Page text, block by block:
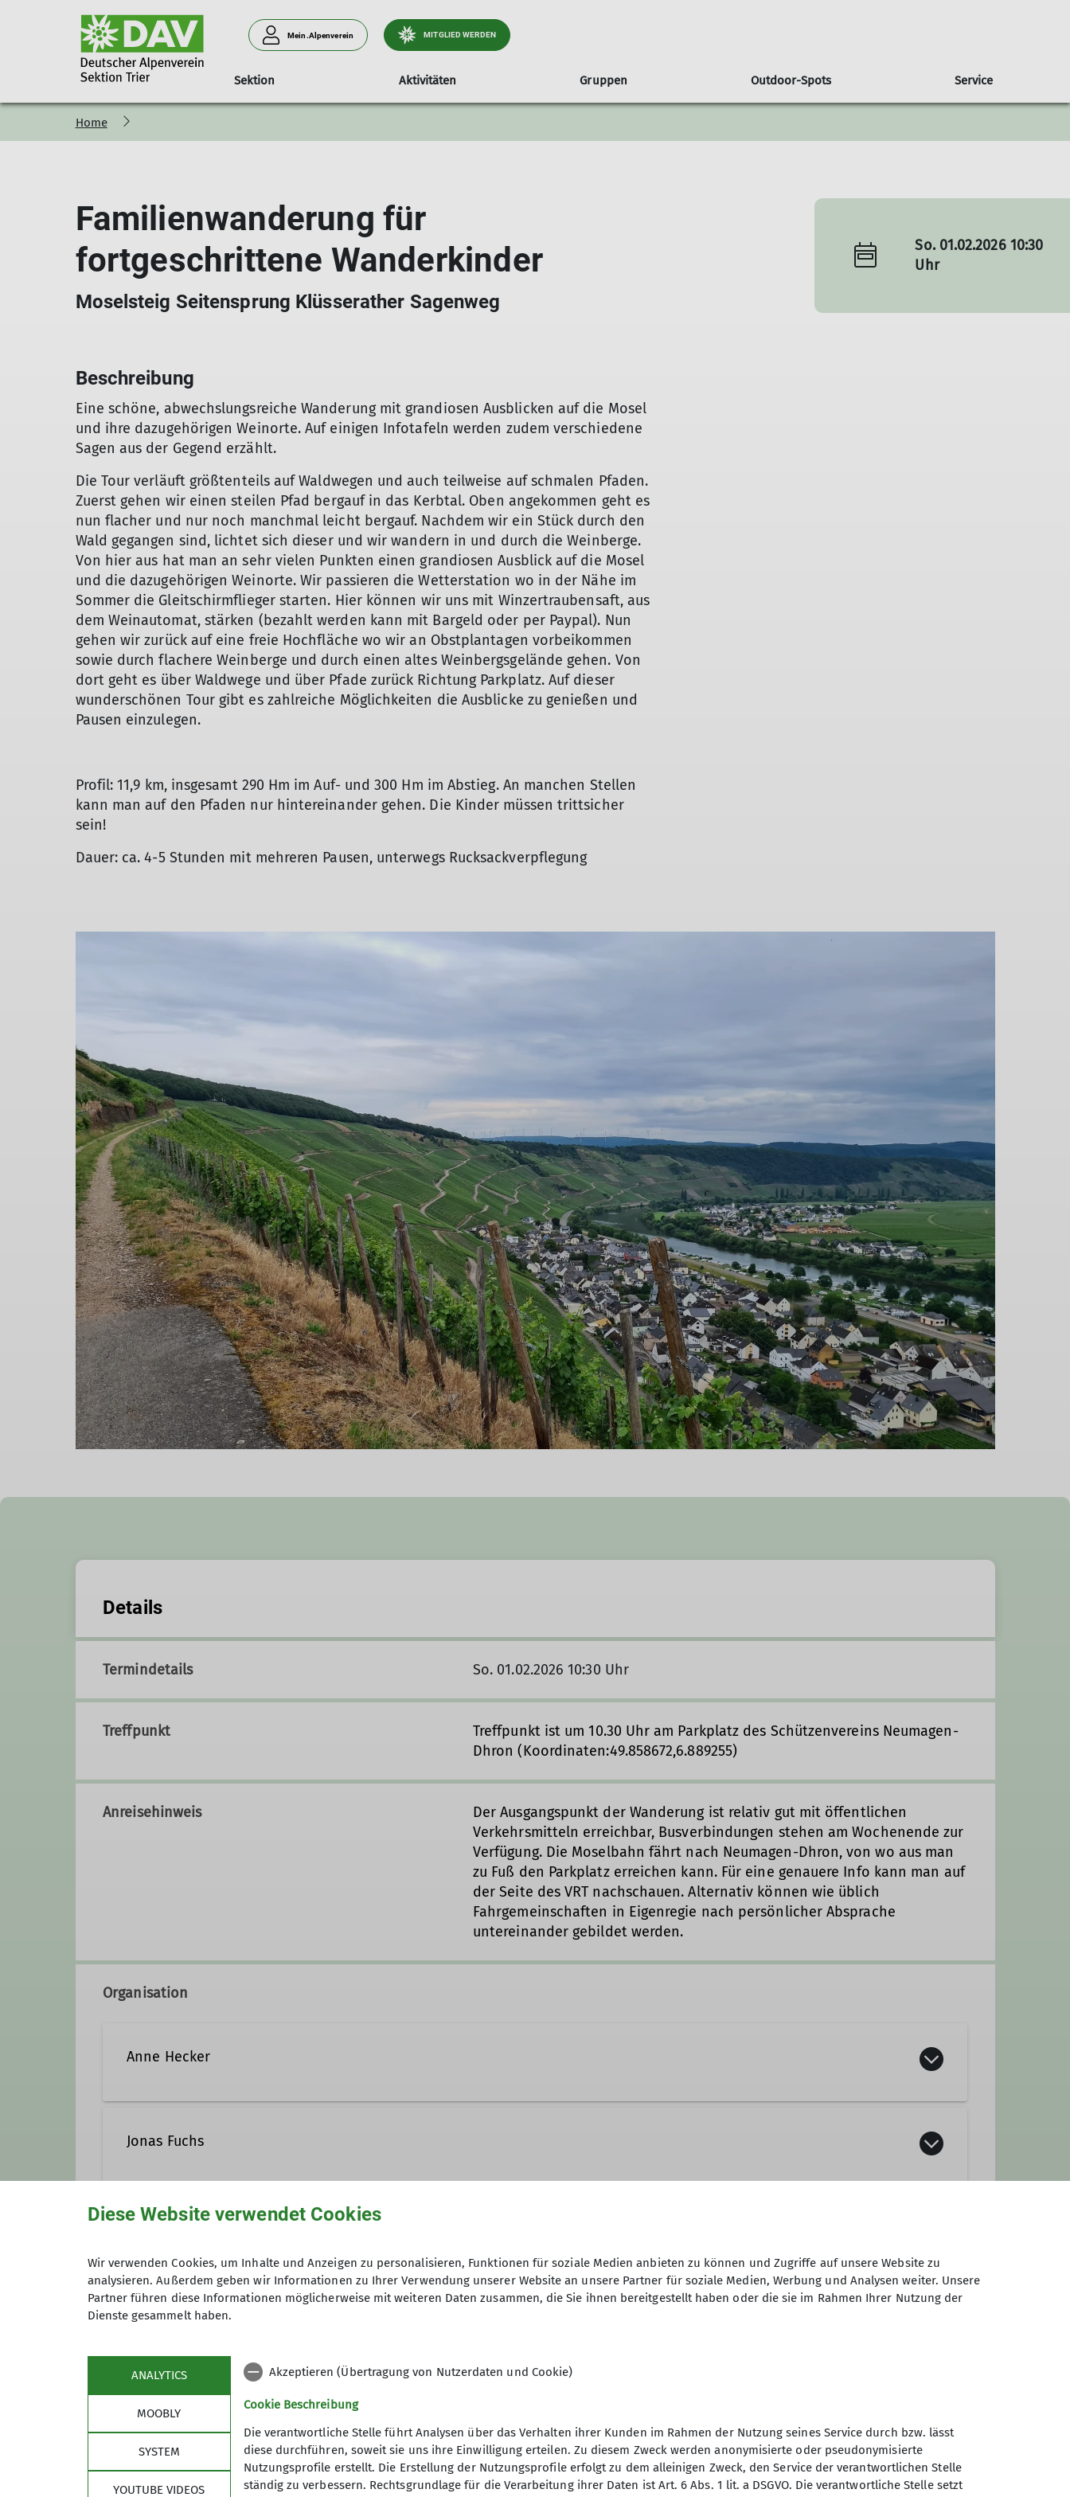
Mein.Alpenverein MITGLIED WERDEN
Sektion Aktivitäten Gruppen Outdoor-Spots Service
Home
Familienwanderung für
fortgeschrittene Wanderkinder
Moselsteig Seitensprung Klüsserather Sagenweg
Beschreibung
Eine schöne, abwechslungsreiche Wanderung mit grandiosen Ausblicken auf die Mosel
und ihre dazugehörigen Weinorte. Auf einigen Infotafeln werden zudem verschiedene
Sagen aus der Gegend erzählt.
Die Tour verläuft größtenteils auf Waldwegen und auch teilweise auf schmalen Pfaden.
Zuerst gehen wir einen steilen Pfad bergauf in das Kerbtal. Oben angekommen geht es
nun flacher und nur noch manchmal leicht bergauf. Nachdem wir ein Stück durch den
Wald gegangen sind, lichtet sich dieser und wir wandern in und durch die Weinberge.
Von hier aus hat man an sehr vielen Punkten einen grandiosen Ausblick auf die Mosel
und die dazugehörigen Weinorte. Wir passieren die Wetterstation wo in der Nähe im
Sommer die Gleitschirmflieger starten. Hier können wir uns mit Winzertraubensaft, aus
dem Weinautomat, stärken (bezahlt werden kann mit Bargeld oder per Paypal). Nun
gehen wir zurück auf eine freie Hochfläche wo wir an Obstplantagen vorbeikommen
sowie durch flachere Weinberge und durch einen altes Weinbergsgelände gehen. Von
dort geht es über Waldwege und über Pfade zurück Richtung Parkplatz. Auf dieser
wunderschönen Tour gibt es zahlreiche Möglichkeiten die Ausblicke zu genießen und
Pausen einzulegen.
Profil: 11,9 km, insgesamt 290 Hm im Auf- und 300 Hm im Abstieg. An manchen Stellen
kann man auf den Pfaden nur hintereinander gehen. Die Kinder müssen trittsicher
sein!
Dauer: ca. 4-5 Stunden mit mehreren Pausen, unterwegs Rucksackverpflegung
So. 01.02.2026 10:30
Uhr
Details
Termindetails So. 01.02.2026 10:30 Uhr
Treffpunkt
Treffpunkt ist um 10.30 Uhr am Parkplatz des Schützenvereins Neumagen-
Dhron (Koordinaten:49.858672,6.889255)
Anreisehinweis
Der Ausgangspunkt der Wanderung ist relativ gut mit öffentlichen
Verkehrsmitteln erreichbar, Busverbindungen stehen am Wochenende zur
Verfügung. Die Moselbahn fährt nach Neumagen-Dhron, von wo aus man
zu Fuß den Parkplatz erreichen kann. Für eine genauere Info kann man auf
der Seite des VRT nachschauen. Alternativ können wie üblich
Fahrgemeinschaften in Eigenregie nach persönlicher Absprache
untereinander gebildet werden.
Organisation
Anne Hecker
Jonas Fuchs
0160 / 9737 9036 jonas.fuchs@dav-trier.de
anne.hecker@dav-trier.de und Jonas Fuchs, Tel.: 0160-97379036, E-Mail:
jonas.fuchs@dav-trier.de
Sektion Links
Sektion Trier des Deutschen
Alpenvereins e.V.
Diese Website verwendet Cookies
Wir verwenden Cookies, um Inhalte und Anzeigen zu personalisieren, Funktionen für soziale Medien anbieten zu können und Zugriffe auf unsere Website zu
analysieren. Außerdem geben wir Informationen zu Ihrer Verwendung unserer Website an unsere Partner für soziale Medien, Werbung und Analysen weiter. Unsere
Partner führen diese Informationen möglicherweise mit weiteren Daten zusammen, die Sie ihnen bereitgestellt haben oder die sie im Rahmen Ihrer Nutzung der
Dienste gesammelt haben.
ANALYTICS
MOOBLY
SYSTEM
YOUTUBE VIDEOS
Akzeptieren (Übertragung von Nutzerdaten und Cookie)
Cookie Beschreibung
Die verantwortliche Stelle führt Analysen über das Verhalten ihrer Kunden im Rahmen der Nutzung seines Service durch bzw. lässt
diese durchführen, soweit sie uns ihre Einwilligung erteilen. Zu diesem Zweck werden anonymisierte oder pseudonymisierte
Nutzungsprofile erstellt. Die Erstellung der Nutzungsprofile erfolgt zu dem alleinigen Zweck, den Service der verantwortlichen Stelle
ständig zu verbessern. Rechtsgrundlage für die Verarbeitung ihrer Daten ist Art. 6 Abs. 1 lit. a DSGVO. Die verantwortliche Stelle setzt